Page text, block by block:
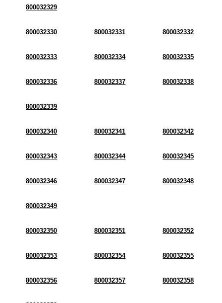
800032329
800032330 800032331 800032332
800032333 800032334 800032335
800032336 800032337 800032338
800032339
800032340 800032341 800032342
800032343 800032344 800032345
800032346 800032347 800032348
800032349
800032350 800032351 800032352
800032353 800032354 800032355
800032356 800032357 800032358